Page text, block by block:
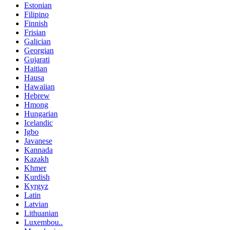
Estonian
Filipino
Finnish
Frisian
Galician
Georgian
Gujarati
Haitian
Hausa
Hawaiian
Hebrew
Hmong
Hungarian
Icelandic
Igbo
Javanese
Kannada
Kazakh
Khmer
Kurdish
Kyrgyz
Latin
Latvian
Lithuanian
Luxembou..